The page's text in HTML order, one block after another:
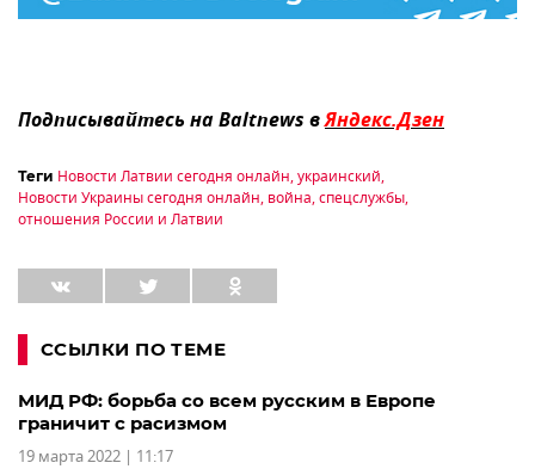
Подписывайтесь на Baltnews вЯндекс.Дзен
Теги Новости Латвии сегодня онлайн,украинский,
Новости Украины сегодня онлайн, война,спецслужбы,
отношения России и Латвии
ССЫЛКИ ПО ТЕМЕ
МИД РФ: борьба со всем русским в Европе
граничит с расизмом
19 марта 2022 | 11:17